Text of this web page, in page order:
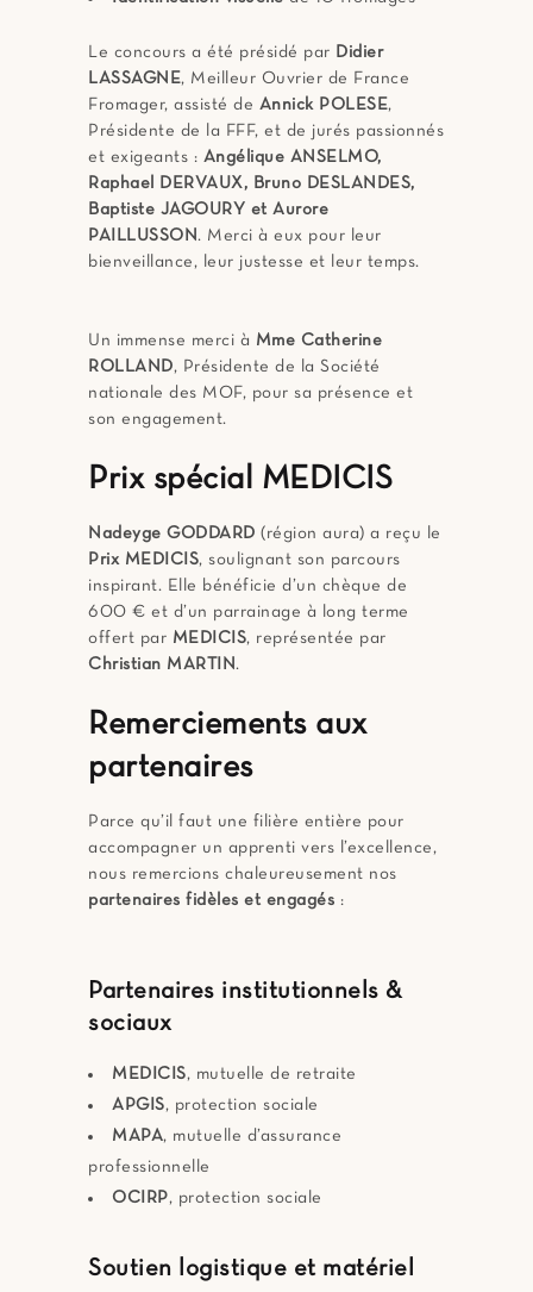
Le concours a été présidé par Didier
LASSAGNE, Meilleur Ouvrier de France
Fromager, assisté de Annick POLESE,
Présidente de la FFF, et de jurés passionnés
et exigeants : Angélique ANSELMO,
Raphael DERVAUX, Bruno DESLANDES,
Baptiste JAGOURY et Aurore
PAILLUSSON. Merci à eux pour leur
bienveillance, leur justesse et leur temps.
Un immense merci à Mme Catherine
ROLLAND, Présidente de la Société
nationale des MOF, pour sa présence et
son engagement.
Prix spécial MEDICIS
Nadeyge GODDARD (région aura) a reçu le
Prix MEDICIS, soulignant son parcours
inspirant. Elle bénéficie d’un chèque de
600 € et d’un parrainage à long terme
offert par MEDICIS, représentée par
Christian MARTIN.
Remerciements aux
partenaires
Parce qu’il faut une filière entière pour
accompagner un apprenti vers l’excellence,
nous remercions chaleureusement nos
partenaires fidèles et engagés :
Partenaires institutionnels &
sociaux
MEDICIS, mutuelle de retraite
APGIS, protection sociale
MAPA, mutuelle d’assurance
professionnelle
OCIRP, protection sociale
Soutien logistique et matériel